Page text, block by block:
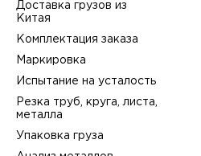
Доставка грузов из
Китая
Комплектация заказа
Маркировка
Испытание на усталость
Резка труб, круга, листа,
металла
Упаковка груза